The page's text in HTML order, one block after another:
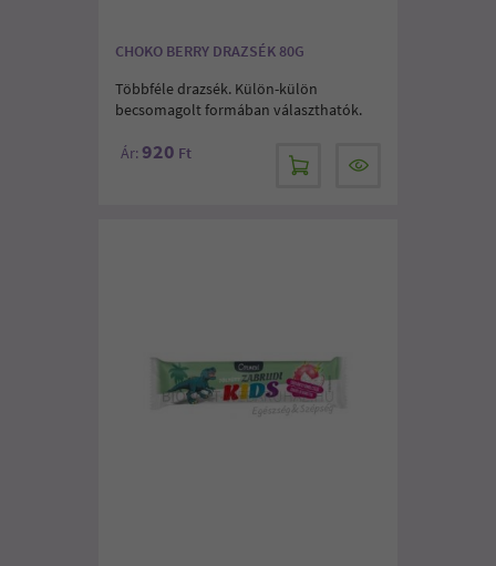
CHOKO BERRY DRAZSÉK 80G
Többféle drazsék. Külön-külön
becsomagolt formában választhatók.
Ár: 920 Ft